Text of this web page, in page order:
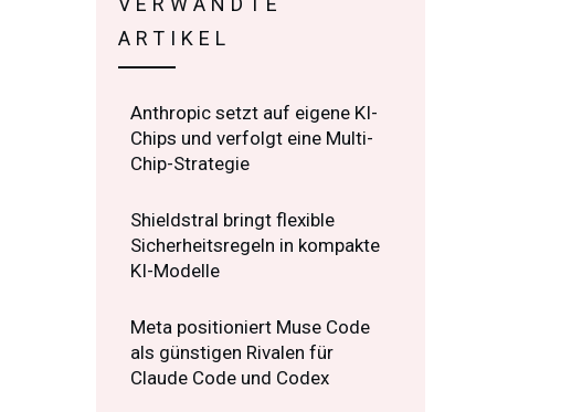
ARTIKEL
Anthropic setzt auf eigene KI-
Chips und verfolgt eine Multi-
Chip-Strategie
Shieldstral bringt flexible
Sicherheitsregeln in kompakte
KI-Modelle
Meta positioniert Muse Code
als günstigen Rivalen für
Claude Code und Codex